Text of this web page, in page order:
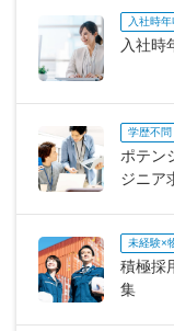
入社時
入社時
学歴不問
ポテン
ジニア
未経験×
積極採
集